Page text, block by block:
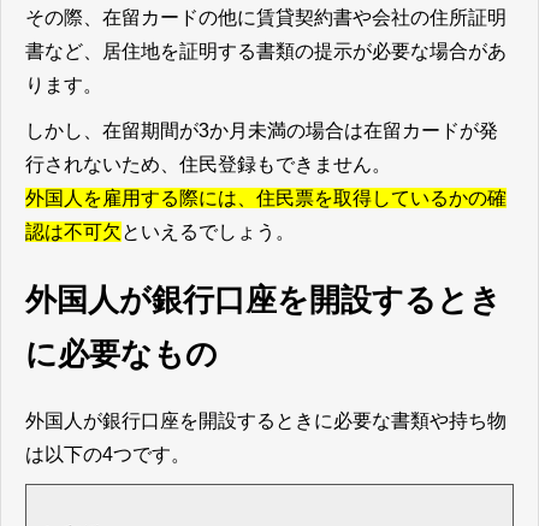
その際、在留カードの他に賃貸契約書や会社の住所証明
書など、居住地を証明する書類の提示が必要な場合があ
ります。
しかし、在留期間が3か月未満の場合は在留カードが発
行されないため、住民登録もできません。
外国人を雇用する際には、住民票を取得しているかの確
認は不可欠 といえるでしょう。
外国人が銀行口座を開設するとき
に必要なもの
外国人が銀行口座を開設するときに必要な書類や持ち物
は以下の4つです。